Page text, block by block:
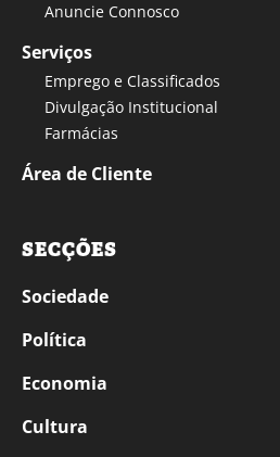
Anuncie Connosco
Serviços
Emprego e Classificados
Divulgação Institucional
Farmácias
Área de Cliente
SECÇÕES
Sociedade
Política
Economia
Cultura